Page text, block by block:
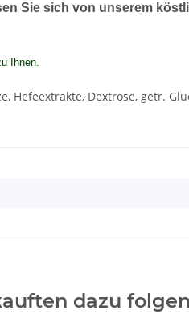
Sie sich von unserem
Ihnen.
Hefeextrakte, Dextrose, getr.
dazu